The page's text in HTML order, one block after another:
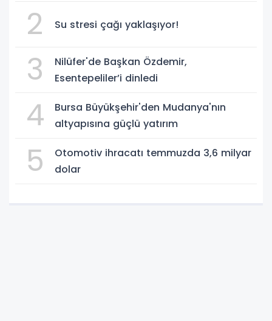
2 Su stresi çağı yaklaşıyor!
3
Nilüfer'de Başkan Özdemir,
Esentepeliler’i dinledi
4
Bursa Büyükşehir'den Mudanya'nın
altyapısına güçlü yatırım
5
Otomotiv ihracatı temmuzda 3,6 milyar
dolar